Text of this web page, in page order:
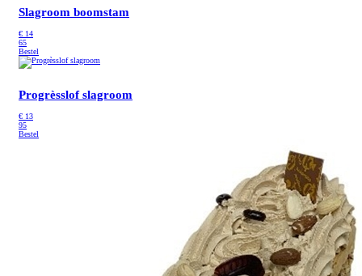
Slagroom boomstam
€ 14
65
Bestel
Progrèsslof slagroom
€ 13
95
Bestel